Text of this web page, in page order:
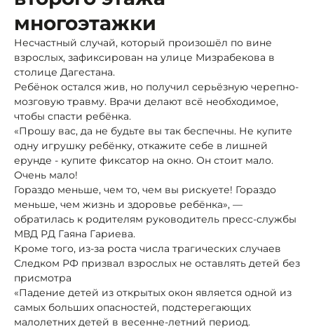
многоэтажки
Несчастный случай, который произошёл по вине
взрослых, зафиксирован на улице Мизрабекова в
столице Дагестана.
Ребёнок остался жив, но получил серьёзную черепно-
мозговую травму. Врачи делают всё необходимое,
чтобы спасти ребёнка.
«Прошу вас, да не будьте вы так беспечны. Не купите
одну игрушку ребёнку, откажите себе в лишней
ерунде - купите фиксатор на окно. Он стоит мало.
Очень мало!
Гораздо меньше, чем то, чем вы рискуете! Гораздо
меньше, чем жизнь и здоровье ребёнка», —
обратилась к родителям руководитель пресс-службы
МВД РД Гаяна Гариева.
Кроме того, из-за роста числа трагических случаев
Следком РФ призвал взрослых не оставлять детей без
присмотра
«Падение детей из открытых окон является одной из
самых больших опасностей, подстерегающих
малолетних детей в весенне-летний период.